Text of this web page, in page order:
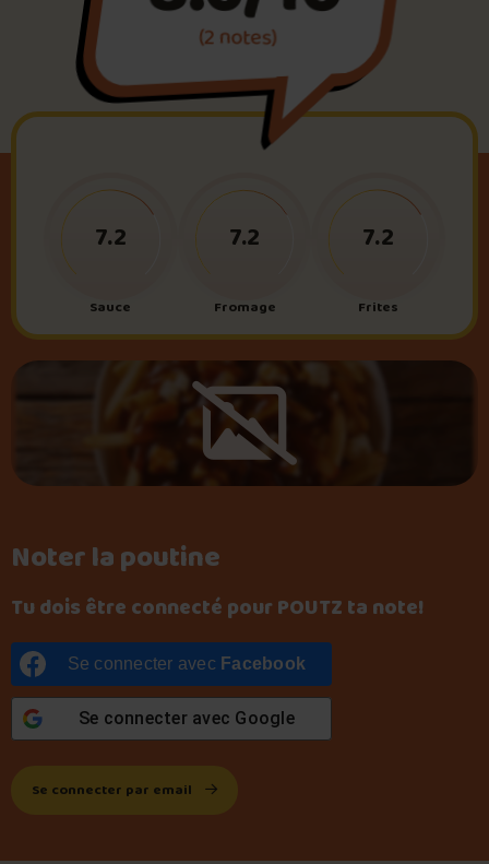
Foire aux questions
Me connecter
(2 notes)
Noter la poutine
Tu dois être connecté pour POUTZ ta note!
Se connecter avec Facebook
Se connecter avec Google
Se connecter par email
Sauce
7.2
Fromage
7.2
Frites
7.2